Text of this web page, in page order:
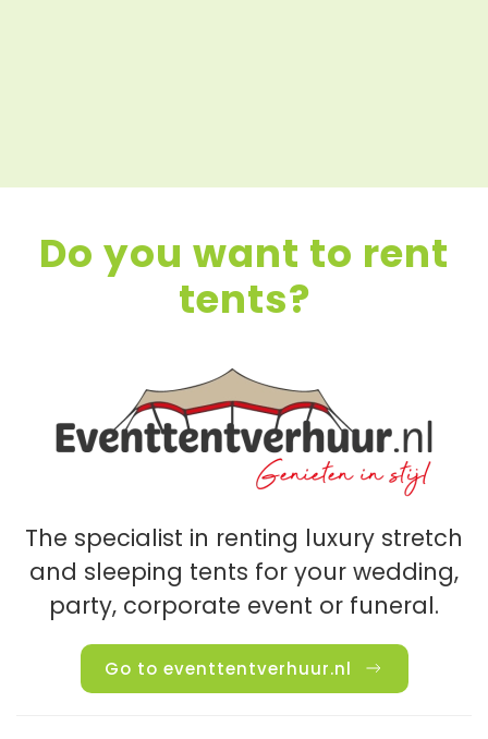
Do you want to rent
tents?
The specialist in renting luxury stretch
and sleeping tents for your wedding,
party, corporate event or funeral.
Go to eventtentverhuur.nl